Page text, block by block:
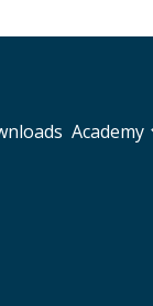
Academy